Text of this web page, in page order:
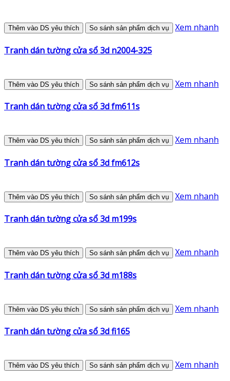
Thêm vào DS yêu thích So sánh sản phẩm dịch vụ Xem nhanh
Tranh dán tường cửa sổ 3d n2004-325
Thêm vào DS yêu thích So sánh sản phẩm dịch vụ Xem nhanh
Tranh dán tường cửa sổ 3d fm611s
Thêm vào DS yêu thích So sánh sản phẩm dịch vụ Xem nhanh
Tranh dán tường cửa sổ 3d fm612s
Thêm vào DS yêu thích So sánh sản phẩm dịch vụ Xem nhanh
Tranh dán tường cửa sổ 3d m199s
Thêm vào DS yêu thích So sánh sản phẩm dịch vụ Xem nhanh
Tranh dán tường cửa sổ 3d m188s
Thêm vào DS yêu thích So sánh sản phẩm dịch vụ Xem nhanh
Tranh dán tường cửa sổ 3d fi165
Thêm vào DS yêu thích So sánh sản phẩm dịch vụ Xem nhanh